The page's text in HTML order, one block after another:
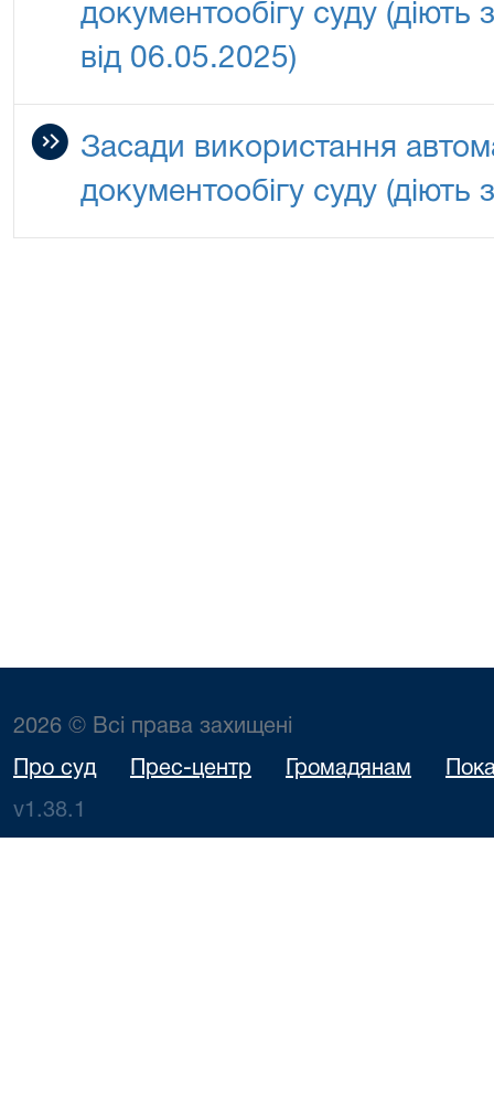
документообігу суду (діють
від 06.05.2025)
Засади використання
документообігу суду (діють
2026 © Всі права захищені
Про суд Прес-центр Громадянам
v1.38.1